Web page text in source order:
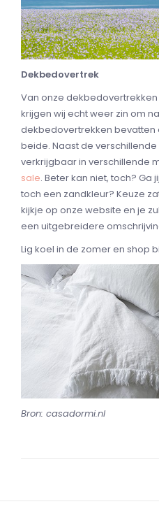
Dekbedovertrek
Van onze dekbedovertrekken
krijgen wij echt weer zin om
dekbedovertrekken bevatten
beide. Naast de
verkrijgbaar in verschillende
sale. Beter kan niet, toch? Ga
toch een zandkleur? Keuze
kijkje op onze website en je
een uitgebreidere
Lig koel in de zomer en shop
Bron: casadormi.nl